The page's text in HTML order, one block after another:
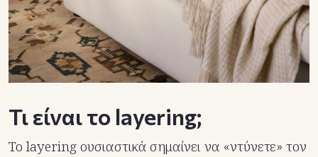
Τι είναι το layering;
Το layering ουσιαστικά σημαίνει να «ντύνετε» τον